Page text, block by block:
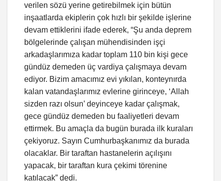
verilen sözü yerine getirebilmek için bütün
inşaatlarda ekiplerin çok hızlı bir şekilde işlerine
devam ettiklerini ifade ederek, “Şu anda deprem
bölgelerinde çalışan mühendisinden işçi
arkadaşlarımıza kadar toplam 110 bin kişi gece
gündüz demeden üç vardiya çalışmaya devam
ediyor. Bizim amacımız evi yıkılan, konteynırda
kalan vatandaşlarımız evlerine girinceye, ‘Allah
sizden razı olsun’ deyinceye kadar çalışmak,
gece gündüz demeden bu faaliyetleri devam
ettirmek. Bu amaçla da bugün burada ilk kuraları
çekiyoruz. Sayın Cumhurbaşkanımız da burada
olacaklar. Bir taraftan hastanelerin açılışını
yapacak, bir taraftan kura çekimi törenine
katılacak” dedi.